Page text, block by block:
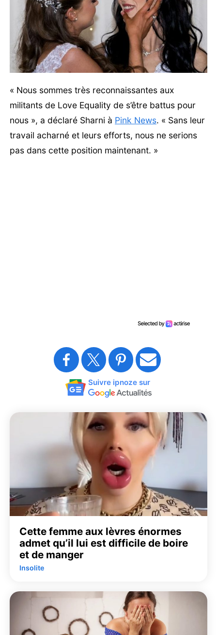
« Nous sommes très reconnaissantes aux
militants de Love Equality de s’être battus pour
nous », a déclaré Sharni à Pink News. « Sans leur
travail acharné et leurs efforts, nous ne serions
pas dans cette position maintenant. »
Suivre ipnoze sur
Cette femme aux lèvres énormes
admet qu’il lui est difficile de boire
et de manger
Insolite